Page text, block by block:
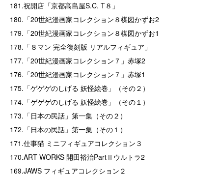
181.祝開店「京都高島屋S.C. T８」
180.「20世紀漫画家コレクション８楳図かずお2
179.「20世紀漫画家コレクション８楳図かずお1
178.「８マン 完全復刻版 リアルフィギュア」
177.「20世紀漫画家コレクション７」赤塚2
176.「20世紀漫画家コレクション７」赤塚1
175.「ゲゲゲのしげる 妖怪絵巻」（その２）
174.「ゲゲゲのしげる 妖怪絵巻」（その１）
173.「日本の民話」第一集（その２）
172.「日本の民話」第一集（その１）
171.仕事猫 ミニフィギュアコレクション３
170.ART WORKS 開田裕治PartⅡウルトラ2
169.JAWS フィギュアコレクション２